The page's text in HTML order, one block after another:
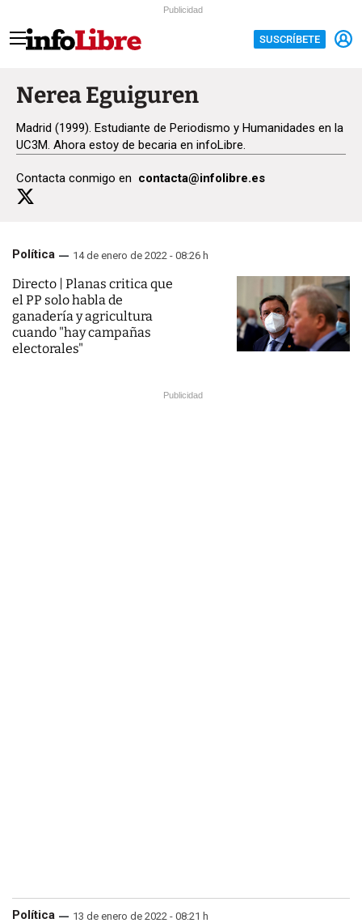
Publicidad
SUSCRÍBETE
Nerea Eguiguren
Madrid (1999). Estudiante de Periodismo y Humanidades en la
UC3M. Ahora estoy de becaria en infoLibre.
Contacta conmigo en contacta@infolibre.es
Política 14 de enero de 2022 - 08:26 h
Directo | Planas critica que
el PP solo habla de
ganadería y agricultura
cuando "hay campañas
electorales"
Publicidad
Política 13 de enero de 2022 - 08:21 h